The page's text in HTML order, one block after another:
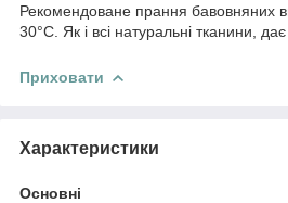
Рекомендоване прання бавовняних
30°С. Як і всі натуральні тканини,
Приховати
Характеристики
Основні